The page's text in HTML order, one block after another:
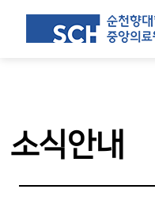
소식안내